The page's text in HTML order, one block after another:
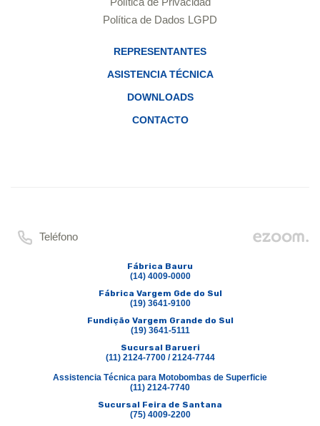
Política de Dados LGPD
REPRESENTANTES
ASISTENCIA TÉCNICA
DOWNLOADS
CONTACTO
Teléfono
Fábrica Bauru
(14) 4009-0000
Fábrica Vargem Gde do Sul
(19) 3641-9100
Fundição Vargem Grande do Sul
(19) 3641-5111
Sucursal Barueri
(11) 2124-7700 / 2124-7744
Assistencia Técnica para Motobombas de Superficie
(11) 2124-7740
Sucursal Feira de Santana
(75) 4009-2200